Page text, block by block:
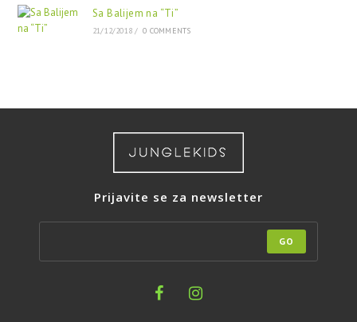
Sa Balijem na “Ti”
21/12/2018 / 0 COMMENTS
Prijavite se za newsletter
GO